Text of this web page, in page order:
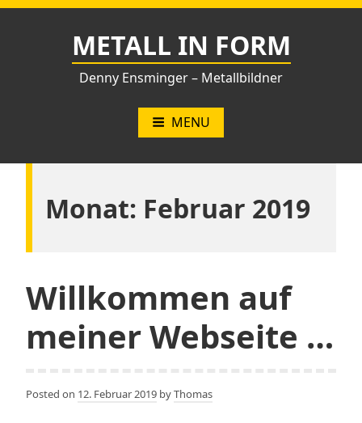
Skip
METALL IN FORM
Denny Ensminger – Metallbildner
MENU
Monat: Februar 2019
Willkommen auf
meiner Webseite …
Posted on 12. Februar 2019 byThomas